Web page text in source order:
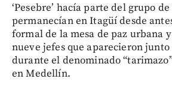
‘Pesebre’ hacía parte del grupo
permanecían en Itagüí desde
formal de la mesa de paz urbana
nueve jefes que aparecieron junto
durante el denominado
en Medellín.